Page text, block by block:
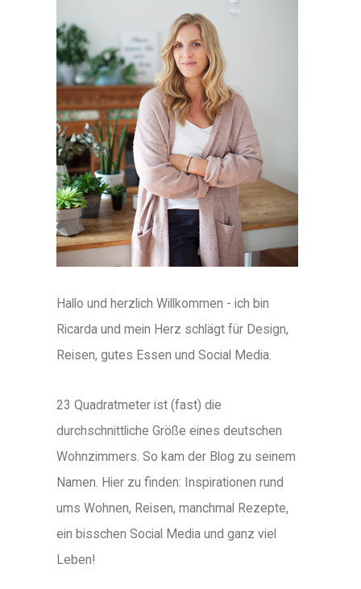
Hallo und herzlich Willkommen - ich bin
Ricarda und mein Herz schlägt für Design,
Reisen, gutes Essen und Social Media.
23 Quadratmeter ist (fast) die
durchschnittliche Größe eines deutschen
Wohnzimmers. So kam der Blog zu seinem
Namen. Hier zu finden: Inspirationen rund
ums Wohnen, Reisen, manchmal Rezepte,
ein bisschen Social Media und ganz viel
Leben!